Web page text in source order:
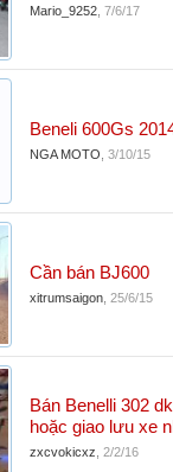
Mario_9252 7/6/17
Beneli 600Gs
NGA MOTO 3/10/15
Cần bán BJ600
xitrumsaigon 25/6/15
Bán Benelli 302
hoặc giao lưu xe
zxcvokicxz 2/2/16